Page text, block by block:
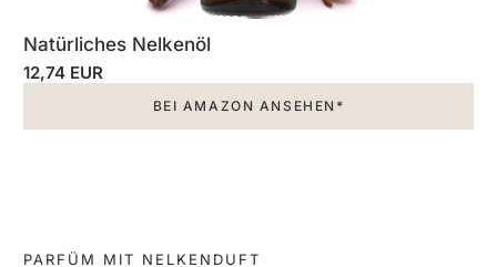
Natürliches Nelkenöl
12,74 EUR
BEI AMAZON ANSEHEN*
PARFÜM MIT NELKENDUFT